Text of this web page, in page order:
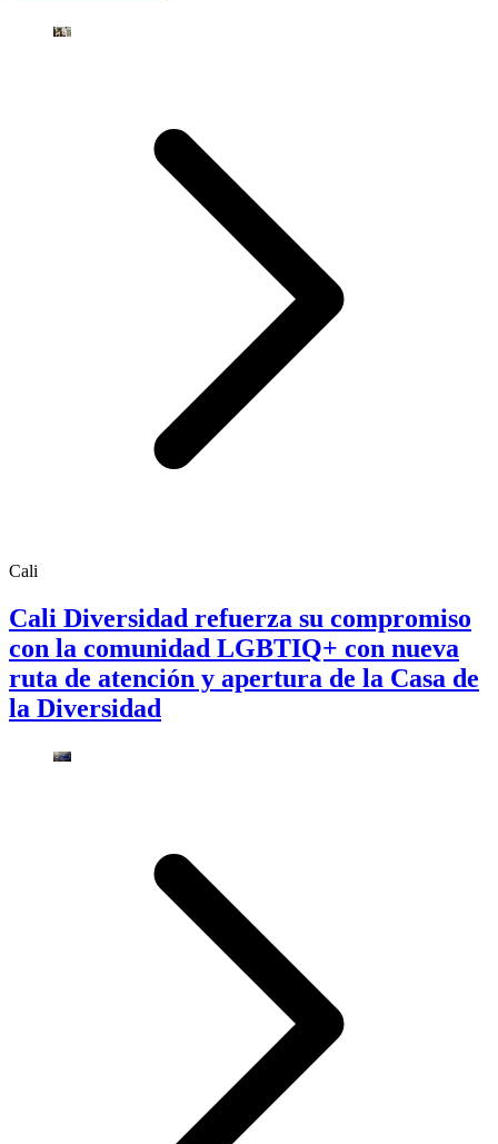
Cali
Cali Diversidad refuerza su compromiso
con la comunidad LGBTIQ+ con nueva
ruta de atención y apertura de la Casa de
la Diversidad